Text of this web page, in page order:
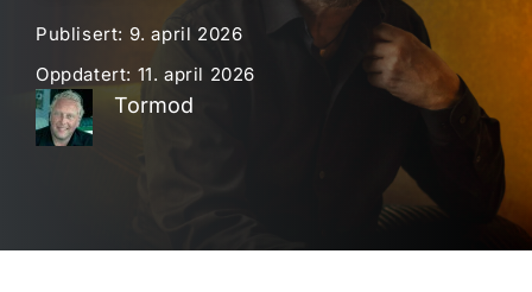
Publisert: 9. april 2026
Oppdatert: 11. april 2026
Tormod